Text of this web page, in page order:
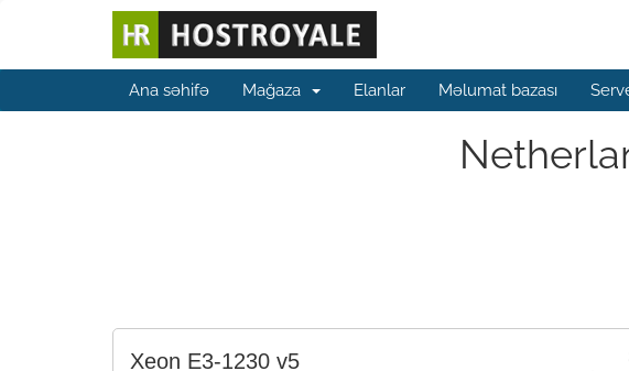
Ana səhifə Mağaza Elanlar Məlumat bazası
Xeon E3-1230 v5